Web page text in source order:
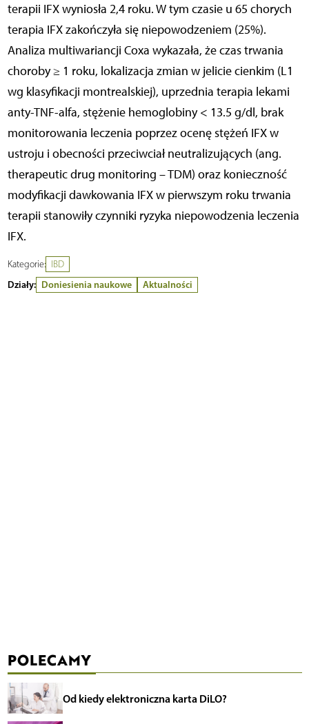
terapii IFX wyniosła 2,4 roku. W tym czasie u 65 chorych
terapia IFX zakończyła się niepowodzeniem (25%).
Analiza multiwariancji Coxa wykazała, że czas trwania
choroby ≥ 1 roku, lokalizacja zmian w jelicie cienkim (L1
wg klasyfikacji montrealskiej), uprzednia terapia lekami
anty-TNF-alfa, stężenie hemoglobiny < 13.5 g/dl, brak
monitorowania leczenia poprzez ocenę stężeń IFX w
ustroju i obecności przeciwciał neutralizujących (ang.
therapeutic drug monitoring – TDM) oraz konieczność
modyfikacji dawkowania IFX w pierwszym roku trwania
terapii stanowiły czynniki ryzyka niepowodzenia leczenia
IFX.
Kategorie: IBD
Działy: Doniesienia naukowe Aktualności
POLECAMY
Od kiedy elektroniczna karta DiLO?